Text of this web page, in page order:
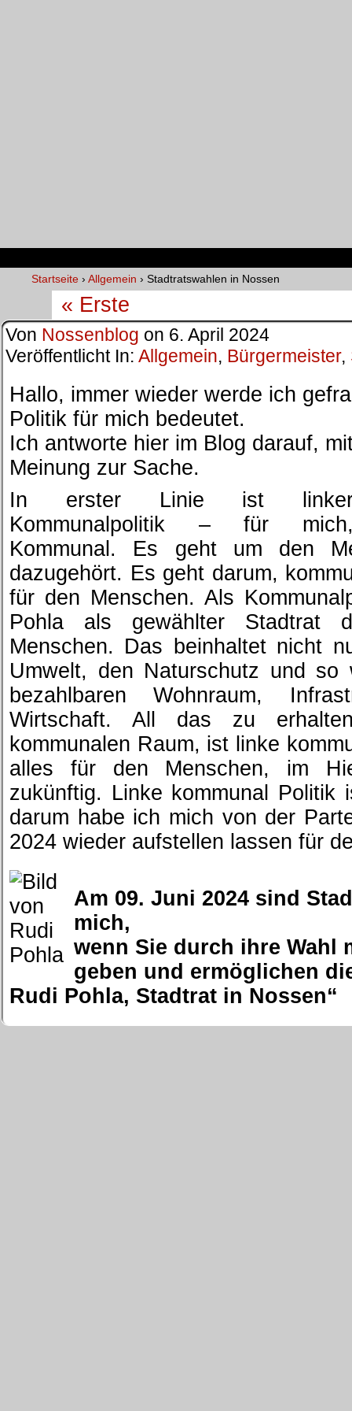
Startseite › Allgemein › Stadtratswahlen in Nossen
« Erste
Von Nossenblog on 6. April 2024
Veröffentlicht In: Allgemein, Bürgermeister,
Hallo, immer wieder werde ich
Politik für mich bedeutet.
Ich antworte hier im Blog darauf,
Meinung zur Sache.
In erster Linie ist
Kommunalpolitik – für
Kommunal. Es geht um den
dazugehört. Es geht darum,
für den Menschen. Als
Pohla als gewählter Stadtrat
Menschen. Das beinhaltet nicht
Umwelt, den Naturschutz und
bezahlbaren Wohnraum,
Wirtschaft. All das zu
kommunalen Raum, ist linke
alles für den Menschen, im
zukünftig. Linke kommunal Politik
darum habe ich mich von der
2024 wieder aufstellen lassen für
Am 09. Juni 2024 sind
mich,
wenn Sie durch ihre Wahl
geben und ermöglichen
Rudi Pohla, Stadtrat in Nossen“